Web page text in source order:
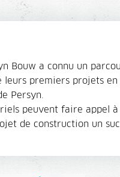
Bouw a connu un
premiers projets
Persyn.
peuvent faire
de construction un